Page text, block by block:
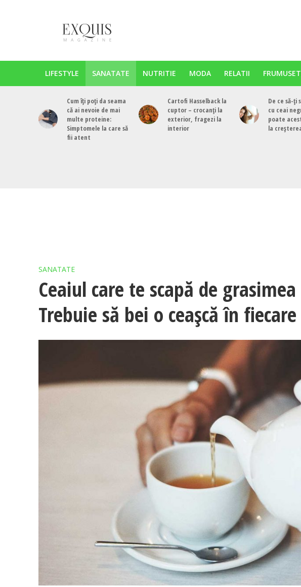
LIFESTYLE SANATATE NUTRITIE MODA RELATII
Cum îți poți da seama
că ai nevoie de mai
multe proteine:
Simptomele la care să
fii atent
Cartofi Hasselback la
cuptor – crocanți la
exterior, fragezi la
interior
De ce să-ți
cu ceai
poate
la
SANATATE
Ceaiul care te scapă de
Trebuie să bei o ceașcă în